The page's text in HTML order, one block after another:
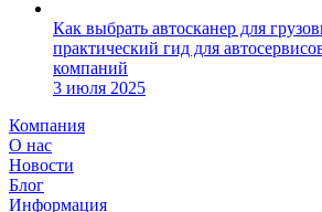
Как выбрать автосканер для
практический гид для
компаний
3 июля 2025
Компания
О нас
Новости
Блог
Информация